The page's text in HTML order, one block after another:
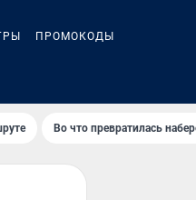
ПРОМОКОДЫ
Во что превратилась